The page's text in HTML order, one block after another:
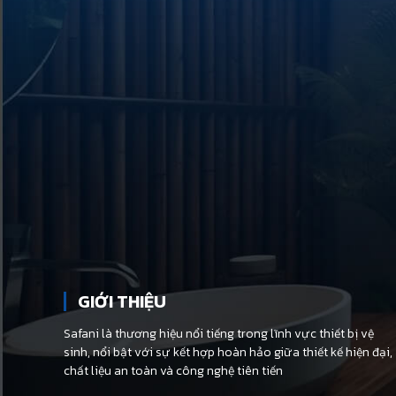
GIỚI THIỆU
Safani là thương hiệu nổi tiếng trong lĩnh vực thiết bị vệ
sinh, nổi bật với sự kết hợp hoàn hảo giữa thiết kế hiện đại,
chất liệu an toàn và công nghệ tiên tiến